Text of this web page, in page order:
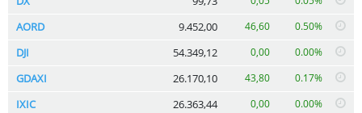
AORD 9.452,00 46,60 0.50%
DJI 54.349,12 0,00 0.00%
GDAXI 26.170,10 43,80 0.17%
IXIC 26.363,44 0,00 0.00%